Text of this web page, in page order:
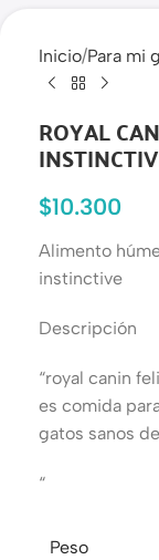
Inicio Para mi
ROYAL
$10.300
Alimento
instinctive
Descripción
“royal canin
es comida
gatos sanos
“
Peso